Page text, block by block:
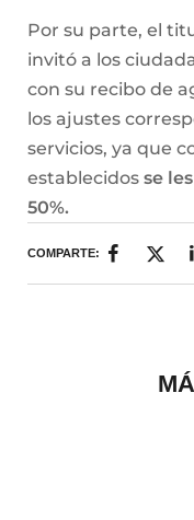
Por su parte, el
invitó a los
con su recibo de
los ajustes
servicios, ya que
establecidos se
50%.
COMPARTE: